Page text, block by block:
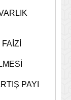
PAYI